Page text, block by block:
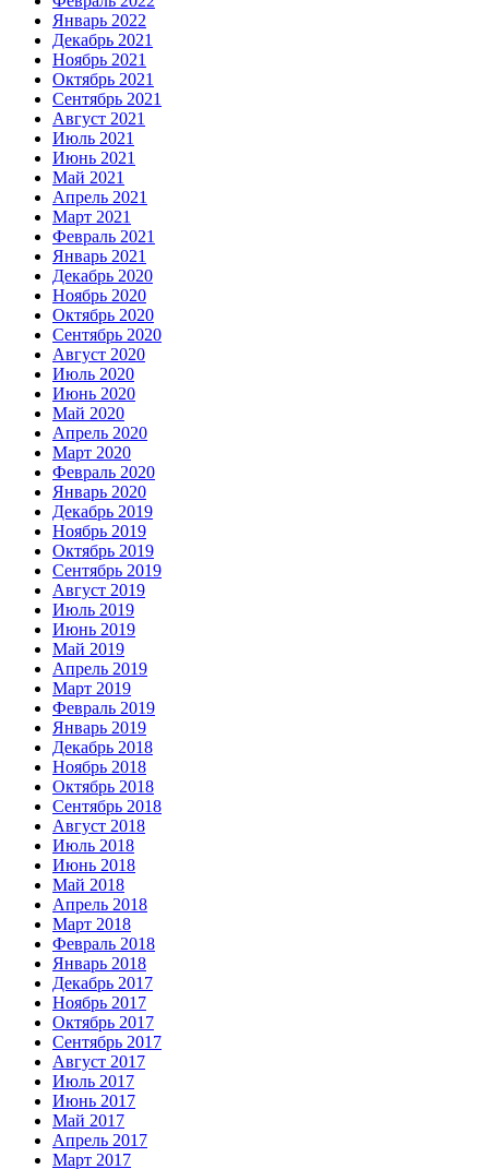
Январь 2022
Декабрь 2021
Ноябрь 2021
Октябрь 2021
Сентябрь 2021
Август 2021
Июль 2021
Июнь 2021
Май 2021
Апрель 2021
Март 2021
Февраль 2021
Январь 2021
Декабрь 2020
Ноябрь 2020
Октябрь 2020
Сентябрь 2020
Август 2020
Июль 2020
Июнь 2020
Май 2020
Апрель 2020
Март 2020
Февраль 2020
Январь 2020
Декабрь 2019
Ноябрь 2019
Октябрь 2019
Сентябрь 2019
Август 2019
Июль 2019
Июнь 2019
Май 2019
Апрель 2019
Март 2019
Февраль 2019
Январь 2019
Декабрь 2018
Ноябрь 2018
Октябрь 2018
Сентябрь 2018
Август 2018
Июль 2018
Июнь 2018
Май 2018
Апрель 2018
Март 2018
Февраль 2018
Январь 2018
Декабрь 2017
Ноябрь 2017
Октябрь 2017
Сентябрь 2017
Август 2017
Июль 2017
Июнь 2017
Май 2017
Апрель 2017
Март 2017